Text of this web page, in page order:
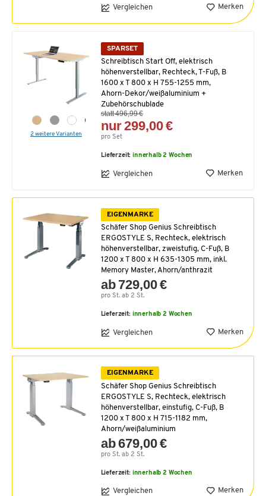
Vergleichen Merken
2 weitere Varianten
SPARSET
Schreibtisch Start Off, elektrisch
höhenverstellbar, Rechteck, T-Fuß, B
1600 x T 800 x H 755-1255 mm,
Ahorn-Dekor/weißaluminium +
Zubehörschublade
statt 496,99 €
nur 299,00 €
pro Set
Lieferzeit:innerhalb 2 Wochen
Vergleichen Merken
EIGENMARKE
Schäfer Shop Genius Schreibtisch
ERGOSTYLE S, Rechteck, elektrisch
höhenverstellbar, zweistufig, C-Fuß, B
1200 x T 800 x H 635-1305 mm, inkl.
Memory Master, Ahorn/anthrazit
ab 729,00 €
pro St. ab 2 St.
Lieferzeit: innerhalb 2 Wochen
Vergleichen Merken
EIGENMARKE
Schäfer Shop Genius Schreibtisch
ERGOSTYLE S, Rechteck, elektrisch
höhenverstellbar, einstufig, C-Fuß, B
1200 x T 800 x H 715-1182 mm,
Ahorn/weißaluminium
ab 679,00 €
pro St. ab 2 St.
Lieferzeit: innerhalb 2 Wochen
Vergleichen Merken